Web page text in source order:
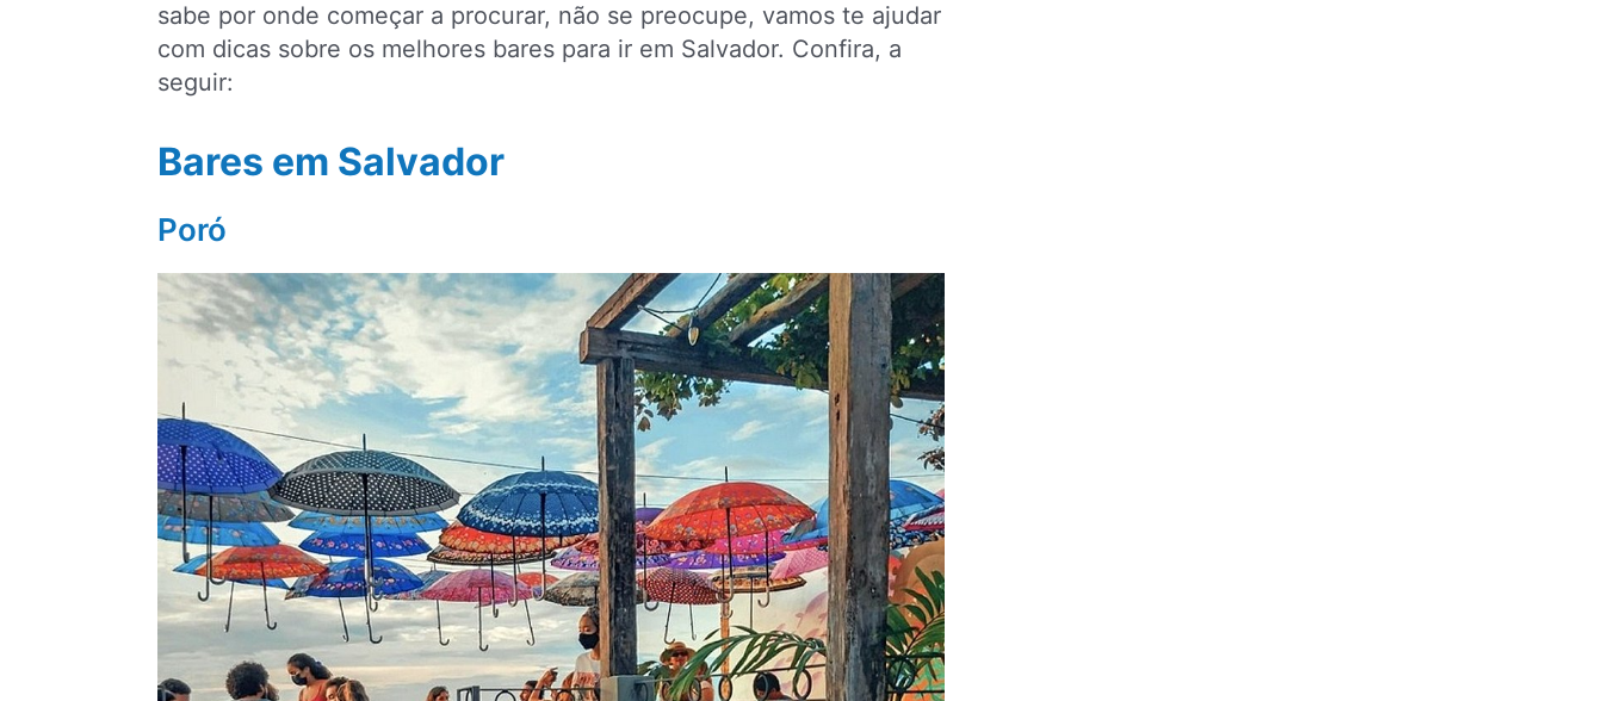
sabe por onde começar a procurar, não se preocupe, vamos te ajudar
com dicas sobre os melhores bares para ir em Salvador. Confira, a
seguir:
Bares em Salvador
Poró